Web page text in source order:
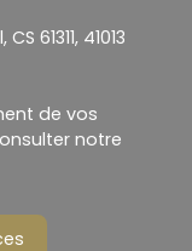
61311, 41013
de vos
notre